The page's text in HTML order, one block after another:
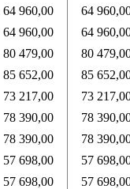
64 960,00
64
64 960,00
64
80 479,00
80
85 652,00
85
73 217,00
73
78 390,00
78
78 390,00
78
57 698,00
57
57 698,00
57